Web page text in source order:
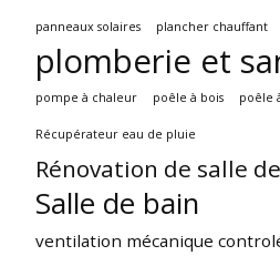
panneaux solaires plancher chauffant
plomberie et
pompe à chaleur poêle à bois poêle
Récupérateur eau de pluie
Rénovation de salle
Salle de bain
ventilation mécanique